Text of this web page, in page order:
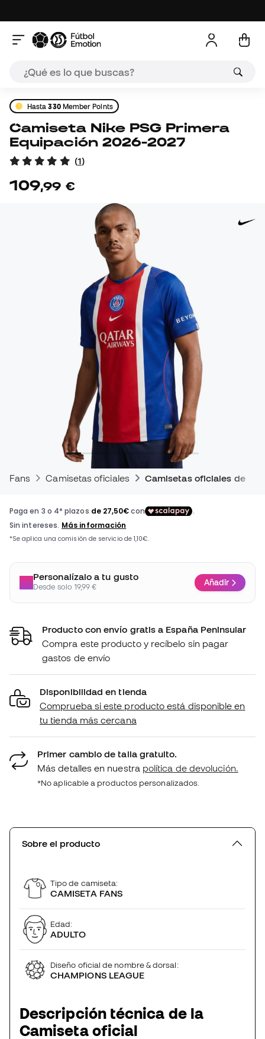
Hasta330Member Points
Camiseta Nike PSG Primera
Equipación 2026-2027
(1)
109,99 €
Fans Camisetas oficiales Camisetas oficiales de
Personalízalo a tu gusto
Desde solo 19,99 € Añadir
Producto con envío gratis a España Peninsular
Compra este producto y recíbelo sin pagar
gastos de envío
Disponibilidad en tienda
Comprueba si este producto está disponible en
tu tienda más cercana
Primer cambio de talla gratuito.
Más detalles en nuestra política de devolución.
*No aplicable a productos personalizados.
Sobre el producto
Tipo de camiseta:
CAMISETA FANS
Edad:
ADULTO
Diseño oficial de nombre & dorsal:
CHAMPIONS LEAGUE
Descripción técnica de la
Camiseta oficial